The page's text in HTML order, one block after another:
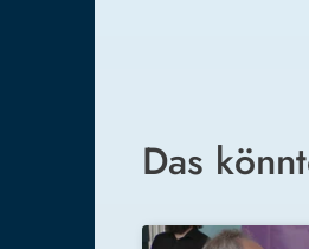
Das